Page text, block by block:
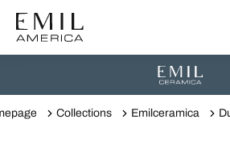
Collections Emilceramica